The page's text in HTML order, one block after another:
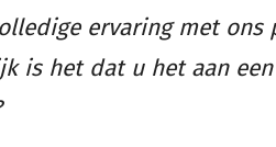
ervaring met
is het dat u het aan